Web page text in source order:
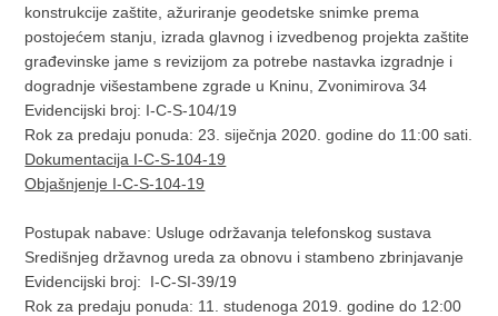
konstrukcije zaštite, ažuriranje geodetske snimke prema
postojećem stanju, izrada glavnog i izvedbenog projekta zaštite
građevinske jame s revizijom za potrebe nastavka izgradnje i
dogradnje višestambene zgrade u Kninu, Zvonimirova 34
Evidencijski broj: I-C-S-104/19
Rok za predaju ponuda: 23. siječnja 2020. godine do 11:00 sati.
Dokumentacija I-C-S-104-19
Objašnjenje I-C-S-104-19
Postupak nabave: Usluge održavanja telefonskog sustava
Središnjeg državnog ureda za obnovu i stambeno zbrinjavanje
Evidencijski broj: I-C-SI-39/19
Rok za predaju ponuda: 11. studenoga 2019. godine do 12:00